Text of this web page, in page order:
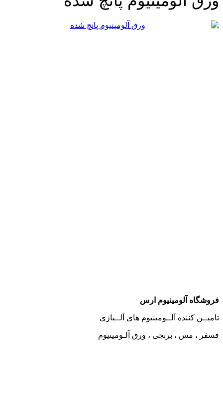
آلومینیوم ارس
کننده آلــومینیوم های آلــیاژی
، مس ، برنجی ، ورق آلـومینیوم